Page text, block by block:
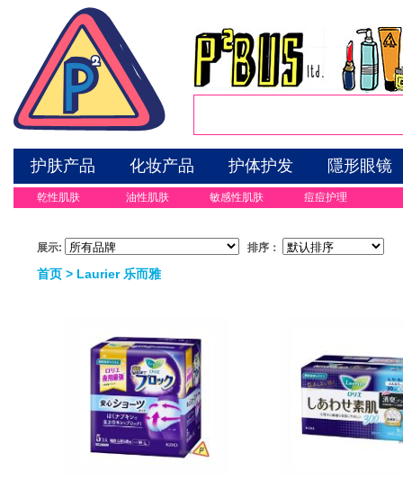
护肤产品 化妆产品 护体护发 隱形眼镜
乾性肌肤 油性肌肤 敏感性肌肤 痘痘护理
展示: 排序：
首页 > Laurier 乐而雅